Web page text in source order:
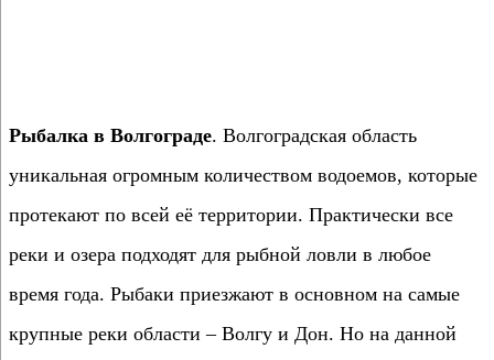
Рыбалка в Волгограде. Волгоградская область
уникальная огромным количеством водоемов, которые
протекают по всей её территории. Практически все
реки и озера подходят для рыбной ловли в любое
время года. Рыбаки приезжают в основном на самые
крупные реки области – Волгу и Дон. Но на данной